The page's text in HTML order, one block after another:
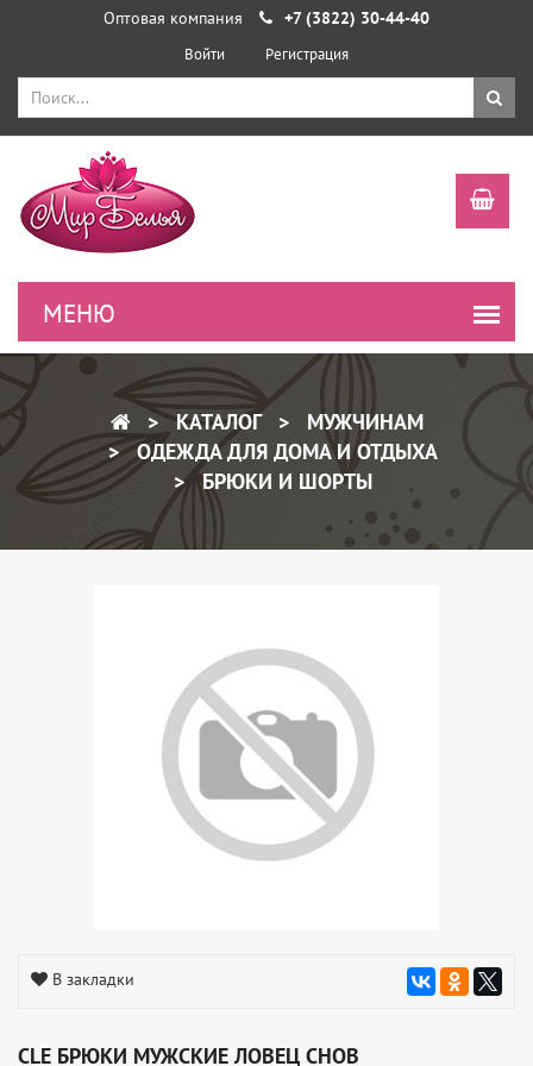
Оптовая компания +7 (3822) 30-44-40
Войти Регистрация
КАТАЛОГ
МУЖЧИНАМ
ОДЕЖДА ДЛЯ ДОМА И ОТДЫХА
БРЮКИ И ШОРТЫ
В закладки
CLE БРЮКИ МУЖСКИЕ ЛОВЕЦ СНОВ